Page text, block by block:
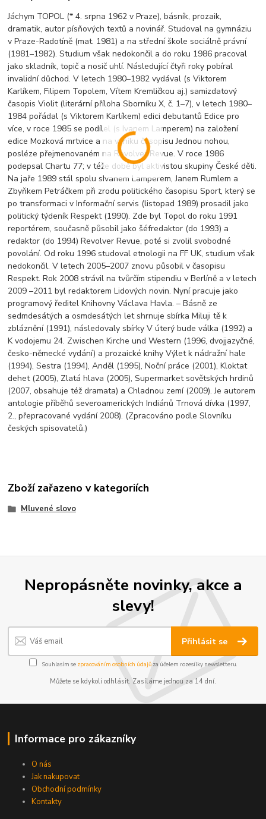
Jáchym TOPOL (* 4. srpna 1962 v Praze), básník, prozaik,
dramatik, autor písňových textů a novinář. Studoval na gymnáziu
v Praze-Radotíně (mat. 1981) a na střední škole sociálně právní
(1981–1982). Studium však nedokončil a do roku 1986 pracoval
jako skladník, topič a nosič uhlí. Následující čtyři roky pobíral
invalidní důchod. V letech 1980–1982 vydával (s Viktorem
Karlíkem, Filipem Topolem, Vítem Kremličkou aj.) samizdatový
časopis Violit (literární příloha Sborníku X, č. 1–7), v letech 1980–
1984 pořádal (s Viktorem Karlíkem) edici debutantů Edice pro
více, v roce 1985 se podílel (s Ivanem Lamperem) na založení
edice Mozková mrtvice a na vzniku časopisu Jednou nohou,
posléze přejmenovaném na Revolver Revue. V roce 1986
podepsal Chartu 77; v téže době byl aktivistou skupiny České děti.
Na jaře 1989 stál spolu sIvanem Lamperem, Janem Rumlem a
Zbyňkem Petráčkem při zrodu politického časopisu Sport, který se
po transformaci v Informační servis (listopad 1989) prosadil jako
politický týdeník Respekt (1990). Zde byl Topol do roku 1991
reportérem, současně působil jako šéfredaktor (do 1993) a
redaktor (do 1994) Revolver Revue, poté si zvolil svobodné
povolání. Od roku 1996 studoval etnologii na FF UK, studium však
nedokončil. V letech 2005–2007 znovu působil v časopisu
Respekt. Rok 2008 strávil na tvůrčím stipendiu v Berlíně a v letech
2009 –2011 byl redaktorem Lidových novin. Nyní pracuje jako
programový ředitel Knihovny Václava Havla. – Básně ze
sedmdesátých a osmdesátých let shrnuje sbírka Miluji tě k
zbláznění (1991), následovaly sbírky V úterý bude válka (1992) a
K vodojemu 24. Zwischen Kirche und Western (1996, dvojjazyčné,
česko-německé vydání) a prozaické knihy Výlet k nádražní hale
(1994), Sestra (1994), Anděl (1995), Noční práce (2001), Kloktat
dehet (2005), Zlatá hlava (2005), Supermarket sovětských hrdinů
(2007, obsahuje též dramata) a Chladnou zemí (2009). Je autorem
antologie příběhů severoamerických Indiánů Trnová dívka (1997,
2., přepracované vydání 2008). (Zpracováno podle Slovníku
českých spisovatelů.)
Zboží zařazeno v kategoriích
Mluvené slovo
Nepropásněte novinky, akce a
slevy!
Přihlásit se
Souhlasím se zpracováním osobních údajůza účelem rozesílky newsletteru.
Můžete se kdykoli odhlásit. Zasíláme jednou za 14 dní.
Informace pro zákazníky
O nás
Jak nakupovat
Obchodní podmínky
Kontakty